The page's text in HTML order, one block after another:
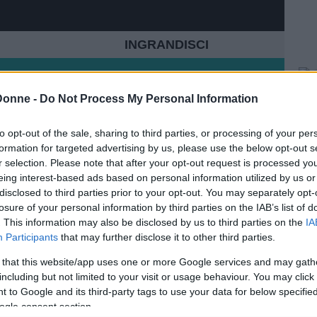
- Do Not Process My Personal Information
opt-out of the sale, sharing to third parties, or processing of your
for targeted advertising by us, please use the below opt-out
selection. Please note that after your opt-out request is processed
interest-based ads based on personal information utilized by us
to third parties prior to your opt-out. You may separately
of your personal information by third parties on the IAB’s list of
This information may also be disclosed by us to third parties on the
Participants that may further disclose it to other third parties.
that this website/app uses one or more Google services and may
but not limited to your visit or usage behaviour. You may
to Google and its third-party tags to use your data for below
consent section.
INGRANDISCI
capelli dice molto sulla nostra personalità: i
lunghezze e colore comunicano più di
oltre che sui nostri gusti.
il taglio di capelli può rivelare dettagli anche
agli occhi degli uomini.
a leggere dopo la pubblicità